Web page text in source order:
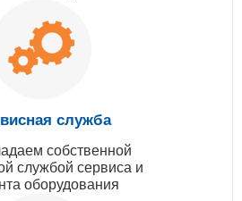
служба
собственной
службой сервиса и
оборудования